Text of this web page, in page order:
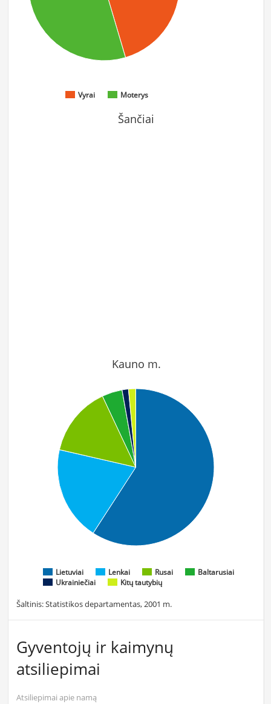
Vyrai Moterys
Šančiai
Kauno m.
Lietuviai Lenkai Rusai
Baltarusiai
Ukrainiečiai
Kitų tautybių
Šaltinis: Statistikos departamentas, 2001 m.
Gyventojų ir kaimynų
atsiliepimai
Atsiliepimai apie namą